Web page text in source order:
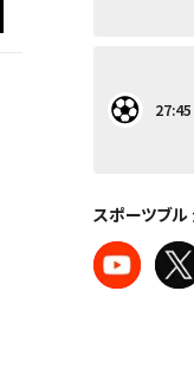
27:45
スポーツブル